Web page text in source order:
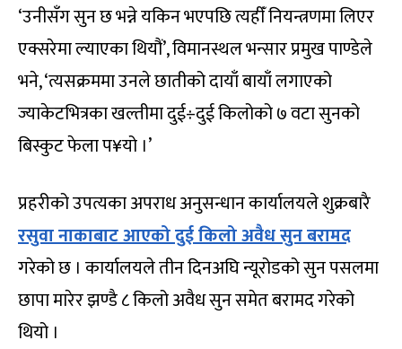
‘उनीसँग सुन छ भन्ने यकिन भएपछि त्यहीँ नियन्त्रणमा लिएर
एक्सरेमा ल्याएका थियौं’, विमानस्थल भन्सार प्रमुख पाण्डेले
भने, ‘त्यसक्रममा उनले छातीको दायाँ बायाँ लगाएको
ज्याकेटभित्रका खल्तीमा दुई÷दुई किलोको ७ वटा सुनको
बिस्कुट फेला प¥यो ।’
प्रहरीको उपत्यका अपराध अनुसन्धान कार्यालयले शुक्रबारै
रसुवा नाकाबाट आएको दुई किलो अवैध सुन बरामद
गरेको छ । कार्यालयले तीन दिनअघि न्यूरोडको सुन पसलमा
छापा मारेर झण्डै ८ किलो अवैध सुन समेत बरामद गरेको
थियो ।